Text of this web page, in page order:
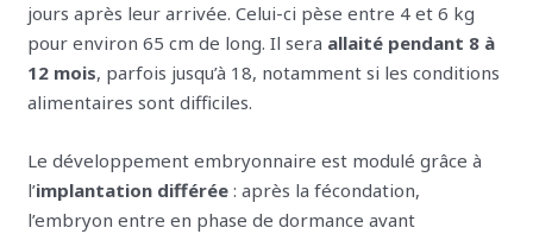
jours après leur arrivée. Celui-ci pèse entre 4 et 6 kg
pour environ 65 cm de long. Il sera allaité pendant 8 à
12 mois, parfois jusqu’à 18, notamment si les conditions
alimentaires sont difficiles.
Le développement embryonnaire est modulé grâce à
l’implantation différée : après la fécondation,
l’embryon entre en phase de dormance avant